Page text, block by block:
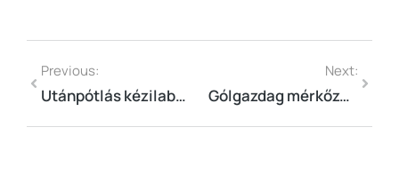
Previous:
Utánpótlás kézilabda: pályán a fiatal tehetségek
Next:
Gólgazdag mérkőzések a vármegyei bajnokságban